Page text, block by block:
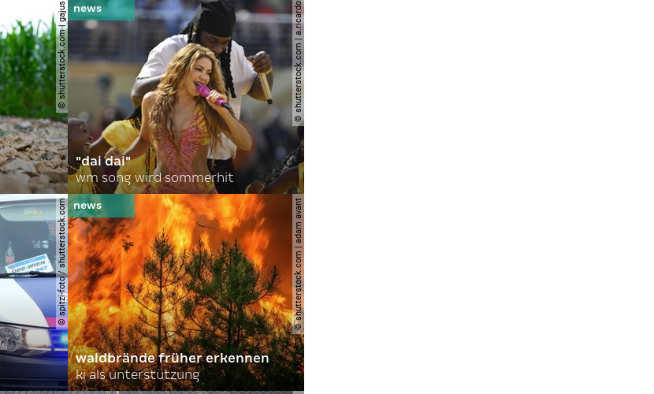
© shutterstock.com | gajus © shutterstock.com | a.ricardo
"dai dai"
wm song wird sommerhit
© spitzi-foto / shutterstock.com © shutterstock.com | adam avant
waldbrände früher erkennen
ki als unterstützung